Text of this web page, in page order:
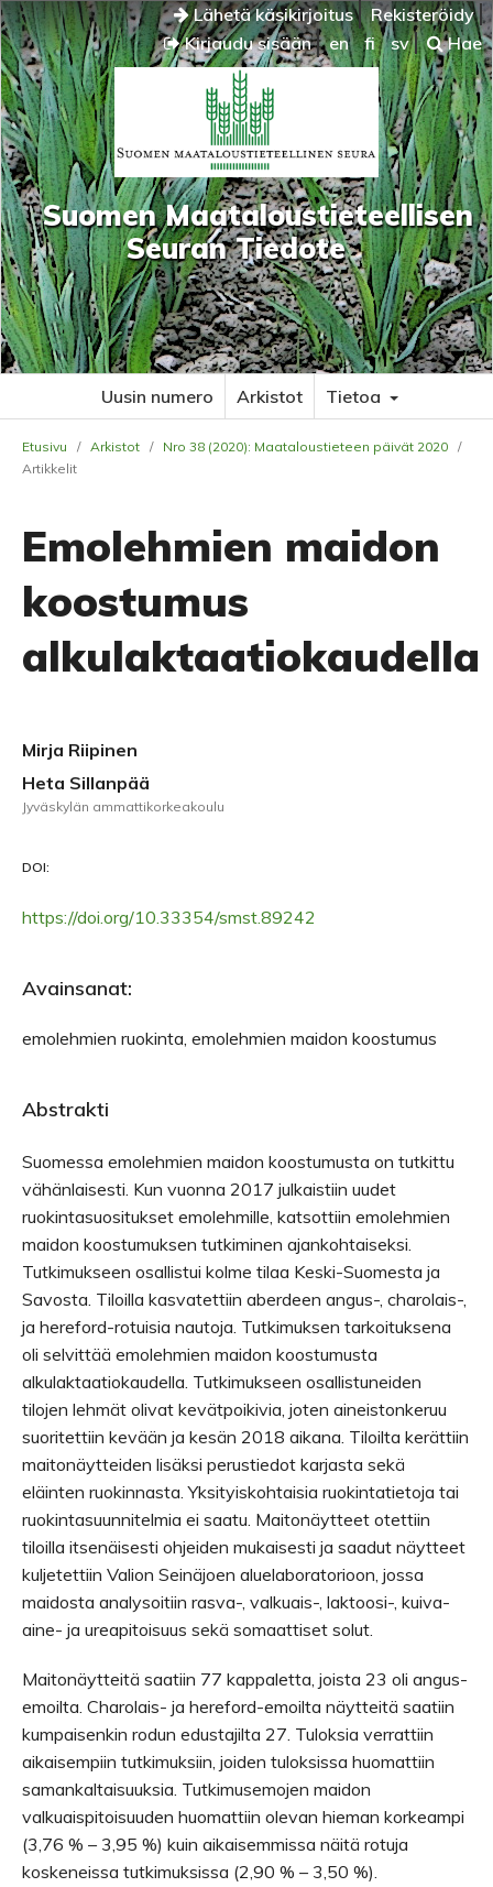
Lähetä käsikirjoitus
Rekisteröidy
Kirjaudu sisään
en fi sv Hae
Suomen Maataloustieteellisen
Seuran Tiedote
Uusin numero Arkistot Tietoa
Etusivu / Arkistot / Nro 38 (2020): Maataloustieteen päivät 2020 /
Artikkelit
Emolehmien maidon
koostumus
alkulaktaatiokaudella
Mirja Riipinen
Heta Sillanpää
Jyväskylän ammattikorkeakoulu
DOI:
https://doi.org/10.33354/smst.89242
Avainsanat:
emolehmien ruokinta, emolehmien maidon koostumus
Abstrakti
Suomessa emolehmien maidon koostumusta on tutkittu
vähänlaisesti. Kun vuonna 2017 julkaistiin uudet
ruokintasuositukset emolehmille, katsottiin emolehmien
maidon koostumuksen tutkiminen ajankohtaiseksi.
Tutkimukseen osallistui kolme tilaa Keski-Suomesta ja
Savosta. Tiloilla kasvatettiin aberdeen angus-, charolais-,
ja hereford-rotuisia nautoja. Tutkimuksen tarkoituksena
oli selvittää emolehmien maidon koostumusta
alkulaktaatiokaudella. Tutkimukseen osallistuneiden
tilojen lehmät olivat kevätpoikivia, joten aineistonkeruu
suoritettiin kevään ja kesän 2018 aikana. Tiloilta kerättiin
maitonäytteiden lisäksi perustiedot karjasta sekä
eläinten ruokinnasta. Yksityiskohtaisia ruokintatietoja tai
ruokintasuunnitelmia ei saatu. Maitonäytteet otettiin
tiloilla itsenäisesti ohjeiden mukaisesti ja saadut näytteet
kuljetettiin Valion Seinäjoen aluelaboratorioon, jossa
maidosta analysoitiin rasva-, valkuais-, laktoosi-, kuiva-
aine- ja ureapitoisuus sekä somaattiset solut.
Maitonäytteitä saatiin 77 kappaletta, joista 23 oli angus-
emoilta. Charolais- ja hereford-emoilta näytteitä saatiin
kumpaisenkin rodun edustajilta 27. Tuloksia verrattiin
aikaisempiin tutkimuksiin, joiden tuloksissa huomattiin
samankaltaisuuksia. Tutkimusemojen maidon
valkuaispitoisuuden huomattiin olevan hieman korkeampi
(3,76 % – 3,95 %) kuin aikaisemmissa näitä rotuja
koskeneissa tutkimuksissa (2,90 % – 3,50 %).